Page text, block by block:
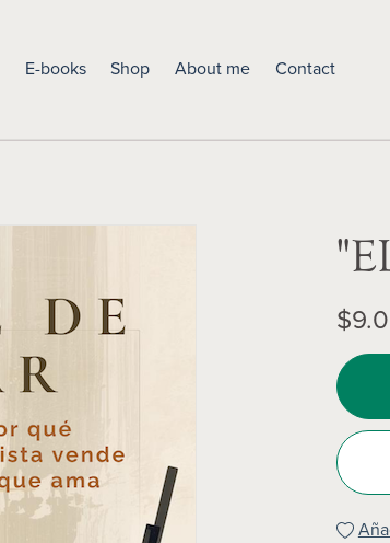
E-books Shop About me Contact